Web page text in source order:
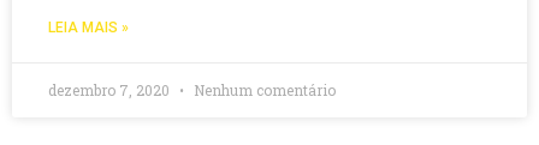
LEIA MAIS »
dezembro 7, 2020 Nenhum comentário